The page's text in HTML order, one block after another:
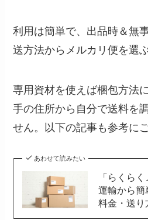
利用は簡単で、出品時＆無
送方法からメルカリ便を選ぶ
専用資材を使えば梱包方法
手の住所から自分で送料を
せん。以下の記事も参考に
あわせて読みたい
「らくら
運輸から簡
料金・送り